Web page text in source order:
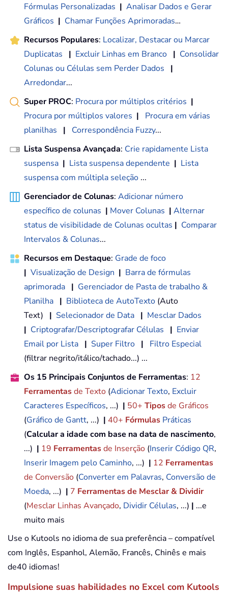
Fórmulas Personalizadas | Analisar Dados e Gerar
Gráficos | Chamar Funções Aprimoradas…
Recursos Populares: Localizar, Destacar ou Marcar
Duplicatas
| Excluir Linhas em Branco | Consolidar
Colunas ou Células sem Perder Dados
|
Arredondar...
Super PROC: Procura por múltiplos critérios |
Procura por múltiplos valores |
Procura em várias
planilhas
| Correspondência Fuzzy...
Lista Suspensa Avançada: Crie rapidamente Lista
suspensa | Lista suspensa dependente | Lista
suspensa com múltipla seleção ...
Gerenciador de Colunas: Adicionar número
específico de colunas | Mover Colunas | Alternar
status de visibilidade de Colunas ocultas | Comparar
Intervalos & Colunas...
Recursos em Destaque: Grade de foco
| Visualização de Design | Barra de fórmulas
aprimorada | Gerenciador de Pasta de trabalho &
Planilha | Biblioteca de AutoTexto (Auto
Text) | Selecionador de Data | Mesclar Dados
| Criptografar/Descriptografar Células | Enviar
Email por Lista | Super Filtro |
Filtro Especial
(filtrar negrito/itálico/tachado...) ...
Os 15 Principais Conjuntos de Ferramentas: 12
Ferramentasde Texto (Adicionar Texto, Excluir
Caracteres Específicos, ...) | 50+ Tiposde Gráficos
(Gráfico de Gantt, ...) | 40+ Fórmulas Práticas
(Calcular a idade com base na data de nascimento,
...) | 19 Ferramentasde Inserção (Inserir Código QR,
Inserir Imagem pelo Caminho, ...) | 12 Ferramentas
de Conversão (Converter em Palavras, Conversão de
Moeda, ...) | 7 Ferramentas de Mesclar & Dividir
(Mesclar Linhas Avançado, Dividir Células, ...) | ...e
muito mais
Use o Kutools no idioma de sua preferência – compatível
com Inglês, Espanhol, Alemão, Francês, Chinês e mais
de40 idiomas!
Impulsione suas habilidades no Excel com Kutools